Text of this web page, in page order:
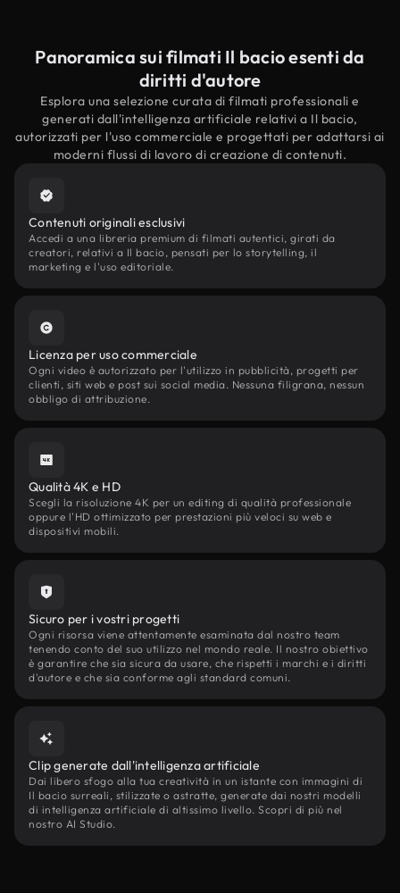
Panoramica sui filmati Il bacio esenti da
diritti d'autore
Esplora una selezione curata di filmati professionali e
generati dall'intelligenza artificiale relativi a Il bacio,
autorizzati per l'uso commerciale e progettati per adattarsi ai
moderni flussi di lavoro di creazione di contenuti.
Contenuti originali esclusivi
Accedi a una libreria premium di filmati autentici, girati da
creatori, relativi a Il bacio, pensati per lo storytelling, il
marketing e l'uso editoriale.
Licenza per uso commerciale
Ogni video è autorizzato per l'utilizzo in pubblicità, progetti per
clienti, siti web e post sui social media. Nessuna filigrana, nessun
obbligo di attribuzione.
Qualità 4K e HD
Scegli la risoluzione 4K per un editing di qualità professionale
oppure l'HD ottimizzato per prestazioni più veloci su web e
dispositivi mobili.
Sicuro per i vostri progetti
Ogni risorsa viene attentamente esaminata dal nostro team
tenendo conto del suo utilizzo nel mondo reale. Il nostro obiettivo
è garantire che sia sicura da usare, che rispetti i marchi e i diritti
d'autore e che sia conforme agli standard comuni.
Clip generate dall'intelligenza artificiale
Dai libero sfogo alla tua creatività in un istante con immagini di
Il bacio surreali, stilizzate o astratte, generate dai nostri modelli
di intelligenza artificiale di altissimo livello. Scopri di più nel
nostro AI Studio.